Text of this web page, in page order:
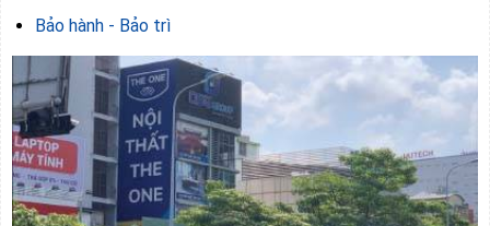
Bảo hành - Bảo trì